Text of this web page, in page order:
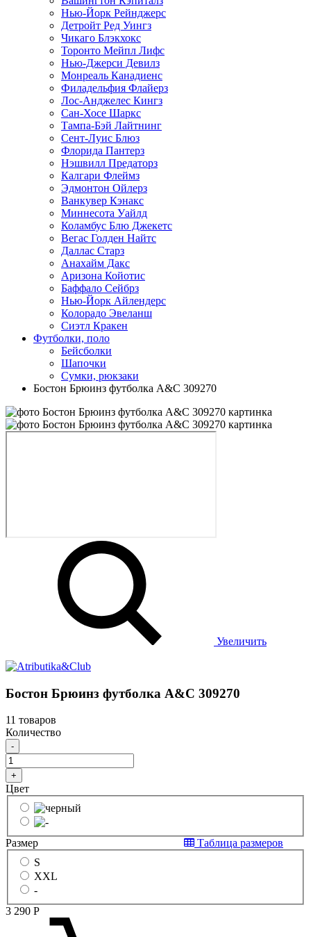
Нью-Йорк Рейнджерс
Детройт Ред Уингз
Чикаго Блэкхокс
Торонто Мейпл Лифс
Нью-Джерси Девилз
Монреаль Канадиенс
Филадельфия Флайерз
Лос-Анджелес Кингз
Сан-Хосе Шаркс
Тампа-Бэй Лайтнинг
Сент-Луис Блюз
Флорида Пантерз
Нэшвилл Предаторз
Калгари Флеймз
Эдмонтон Ойлерз
Ванкувер Кэнакс
Миннесота Уайлд
Коламбус Блю Джекетс
Вегас Голден Найтс
Даллас Старз
Анахайм Дакс
Аризона Койотис
Баффало Сейбрз
Нью-Йорк Айлендерс
Колорадо Эвеланш
Сиэтл Кракен
Футболки, поло
Бейсболки
Шапочки
Сумки, рюкзаки
Бостон Брюинз футболка A&C 309270
Увеличить
Бостон Брюинз футболка A&C 309270
11 товаров
Количество
-
+
Цвет
Размер
Таблица размеров
S
XXL
-
3 290 Р